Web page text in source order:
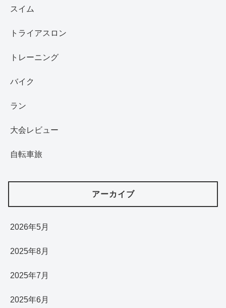
スイム
トライアスロン
トレーニング
バイク
ラン
大会レビュー
自転車旅
アーカイブ
2026年5月
2025年8月
2025年7月
2025年6月